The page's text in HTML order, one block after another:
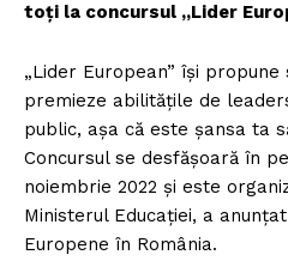
toți la concursul „Lider
„Lider European” își
premieze abilitățile de
public, așa că este șansa ta
Concursul se desfășoară în
noiembrie 2022 și este
Ministerul Educației, a
Europene în România.